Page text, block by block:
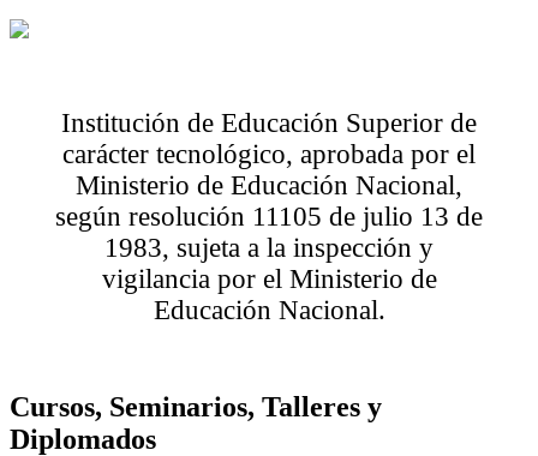
Institución de Educación Superior de
carácter tecnológico, aprobada por el
Ministerio de Educación Nacional,
según resolución 11105 de julio 13 de
1983, sujeta a la inspección y
vigilancia por el Ministerio de
Educación Nacional.
Cursos, Seminarios, Talleres y
Diplomados